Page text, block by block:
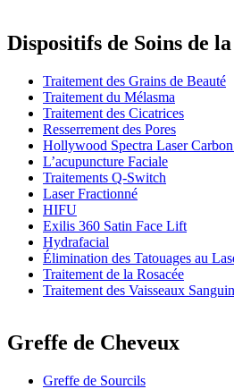
Dispositifs de Soins de
Traitement des Grains de Beauté
Traitement du Mélasma
Traitement des Cicatrices
Resserrement des Pores
Hollywood Spectra Laser
L’acupuncture Faciale
Traitements Q-Switch
Laser Fractionné
HIFU
Exilis 360 Satin Face Lift
Hydrafacial
Élimination des Tatouages au
Traitement de la Rosacée
Traitement des Vaisseaux
Greffe de Cheveux
Greffe de Sourcils